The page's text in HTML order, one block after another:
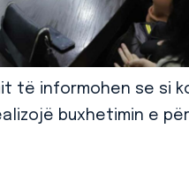
të informohen se si
buxhetimin e